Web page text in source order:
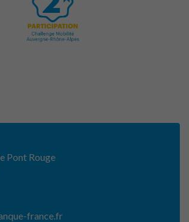
Pont Rouge
france.fr